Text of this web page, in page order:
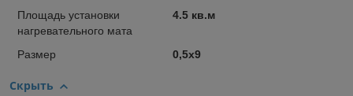
Площадь установки
нагревательного мата
4.5 кв.м
Размер 0,5х9
Скрыть